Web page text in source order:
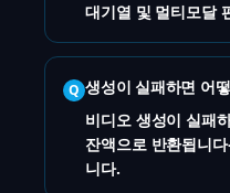
대기열 및 멀티모달
Q 생성이 실패하면 어
비디오 생성이 실패
잔액으로 반환됩니
니다.